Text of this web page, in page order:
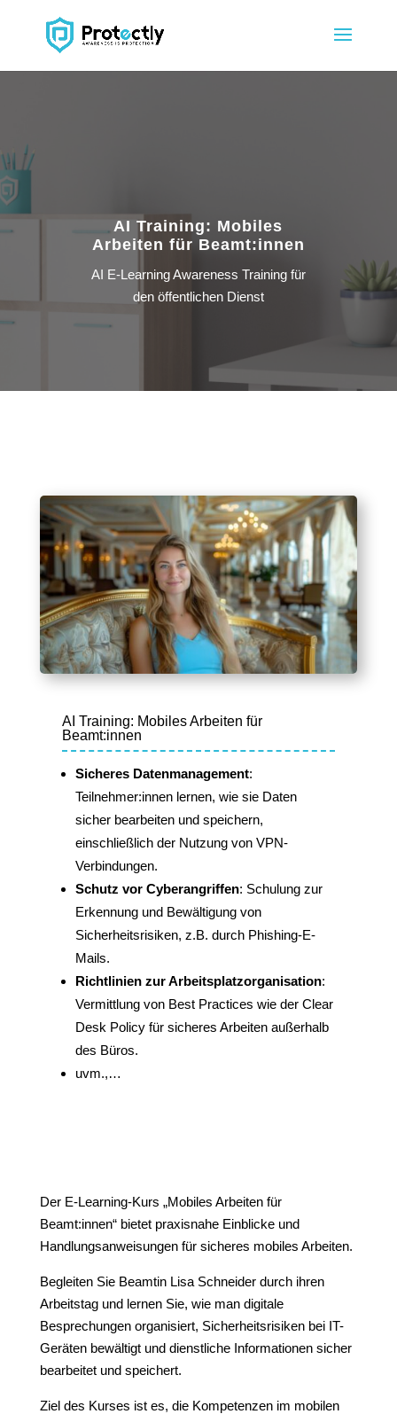
AI Training: Mobiles
Arbeiten für Beamt:innen
AI E-Learning Awareness Training für
den öffentlichen Dienst
AI Training: Mobiles Arbeiten für
Beamt:innen
Sicheres Datenmanagement:
Teilnehmer:innen lernen, wie sie Daten
sicher bearbeiten und speichern,
einschließlich der Nutzung von VPN-
Verbindungen.
Schutz vor Cyberangriffen: Schulung zur
Erkennung und Bewältigung von
Sicherheitsrisiken, z.B. durch Phishing-E-
Mails.
Richtlinien zur Arbeitsplatzorganisation:
Vermittlung von Best Practices wie der Clear
Desk Policy für sicheres Arbeiten außerhalb
des Büros.
uvm.,…
Der E-Learning-Kurs „Mobiles Arbeiten für
Beamt:innen“ bietet praxisnahe Einblicke und
Handlungsanweisungen für sicheres mobiles Arbeiten.
Begleiten Sie Beamtin Lisa Schneider durch ihren
Arbeitstag und lernen Sie, wie man digitale
Besprechungen organisiert, Sicherheitsrisiken bei IT-
Geräten bewältigt und dienstliche Informationen sicher
bearbeitet und speichert.
Ziel des Kurses ist es, die Kompetenzen im mobilen